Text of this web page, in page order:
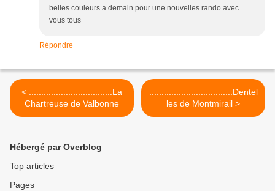
belles couleurs a demain pour une nouvelles rando avec
vous tous
Répondre
< ..................................La
Chartreuse de Valbonne
..................................Dentel
les de Montmirail >
Hébergé par Overblog
Top articles
Pages